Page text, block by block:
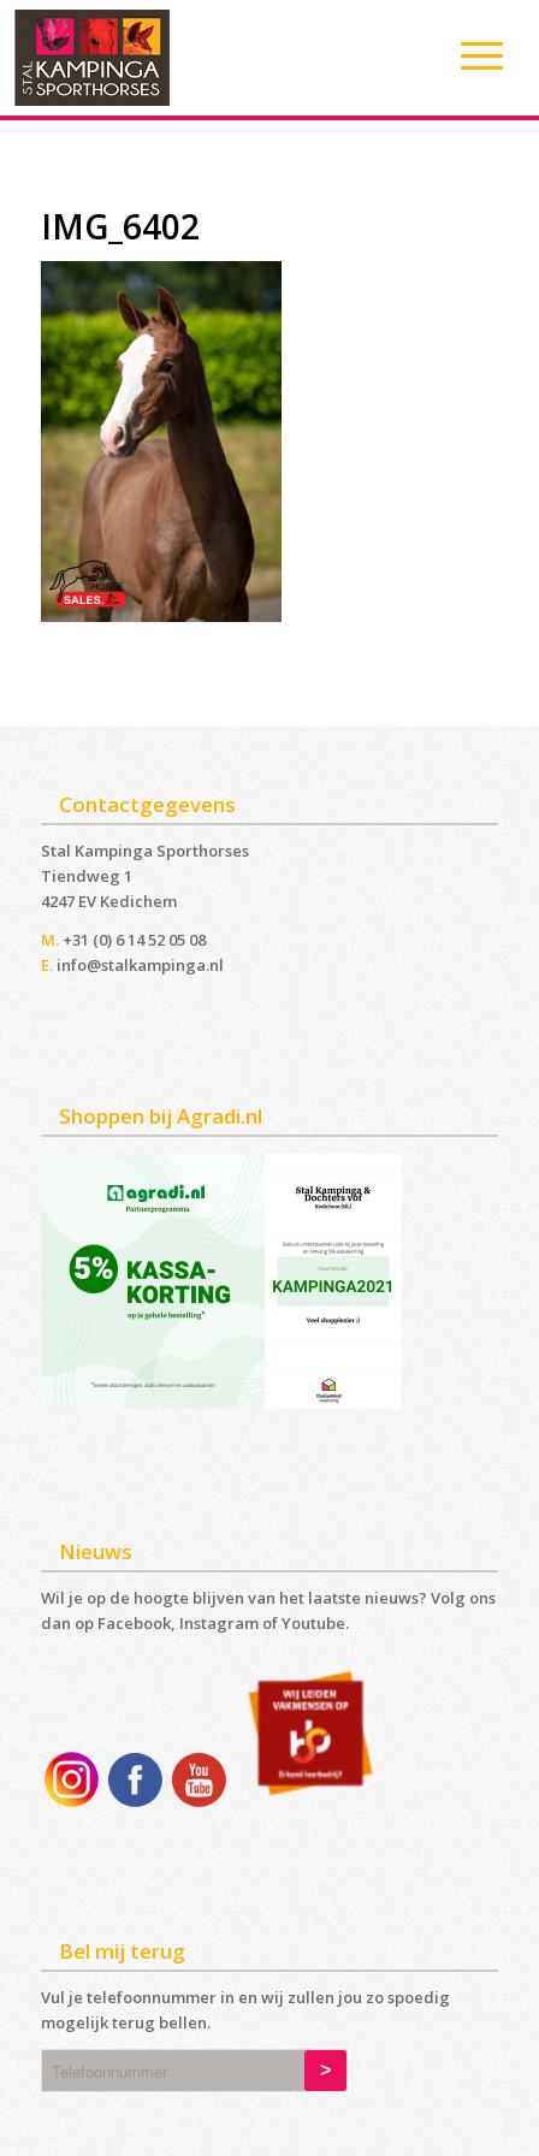
IMG_6402
Contactgegevens
Stal Kampinga Sporthorses
Tiendweg 1
4247 EV Kedichem ‎
M.+31 (0) 6 14 52 05 08
E. info@stalkampinga.nl
Shoppen bij Agradi.nl
Nieuws
Wil je op de hoogte blijven van het laatste nieuws? Volg ons
dan op Facebook, Instagram of Youtube.
Bel mij terug
Vul je telefoonnummer in en wij zullen jou zo spoedig
mogelijk terug bellen.